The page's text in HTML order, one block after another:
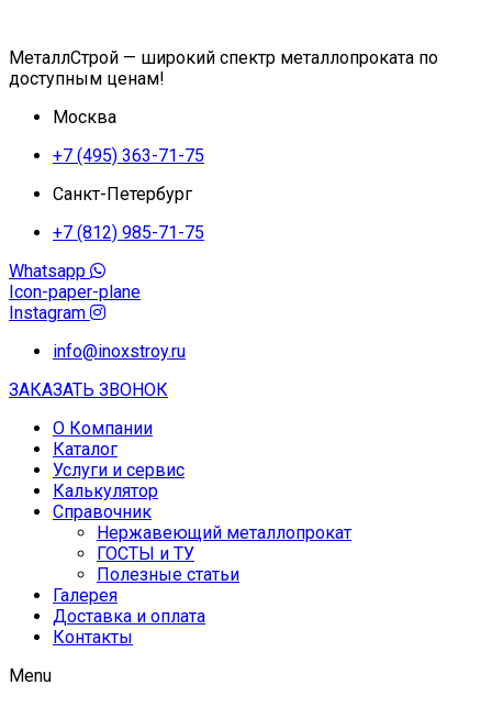
МеталлСтрой — широкий спектр металлопроката по
доступным ценам!
Москва
+7 (495) 363-71-75
Санкт-Петербург
+7 (812) 985-71-75
Whatsapp
Icon-paper-plane
Instagram
info@inoxstroy.ru
ЗАКАЗАТЬ ЗВОНОК
О Компании
Каталог
Услуги и сервис
Калькулятор
Справочник
Нержавеющий металлопрокат
ГОСТЫ и ТУ
Полезные статьи
Галерея
Доставка и оплата
Контакты
Menu